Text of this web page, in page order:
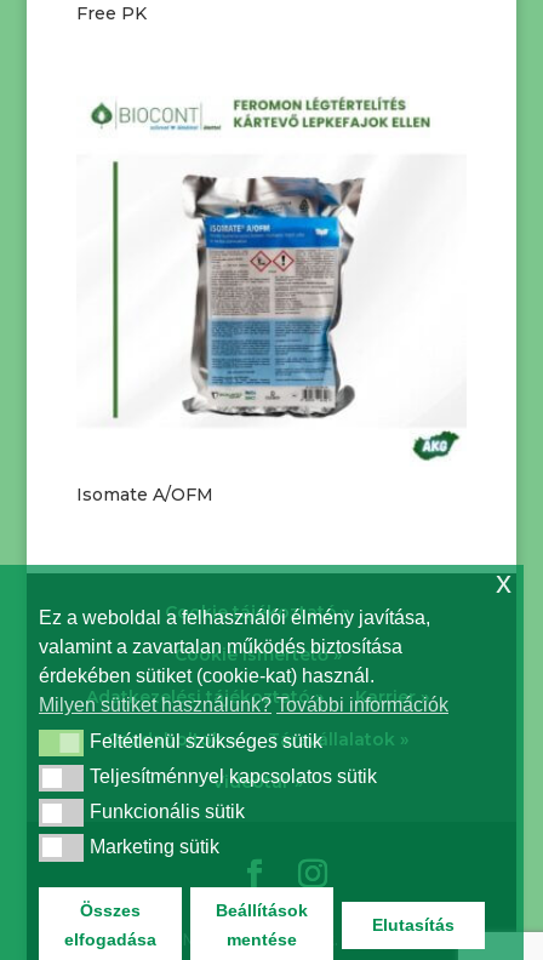
Ez a weboldal a felhasználói élmény javítása,
valamint a zavartalan működés biztosítása
érdekében sütiket (cookie-kat) használ.
Milyen sütiket használunk? További információk
Feltétlenül szükséges sütik
Feltétlenül szükséges sütik
Teljesítménnyel kapcsolatos sütik
Teljesítménnyel kapcsolatos sütik
Funkcionális sütik
Funkcionális sütik
Marketing sütik
Marketing sütik
Összes
elfogadása
Beállítások
mentése
Elutasítás
x
Free PK
Isomate A/OFM
Cookie tájékoztató »
Cookie ismertető »
Adatkezelési tájékoztató »
Karrier »
Gazdaboltok »
Társvállalatok »
Videótár »
© Biocont Magyarország Kft. | Minden jog